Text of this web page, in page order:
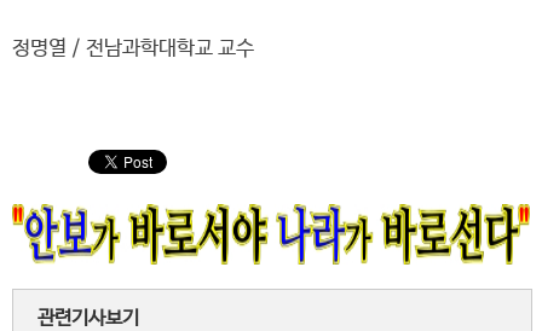
정명열 / 전남과학대학교 교수
관련기사보기